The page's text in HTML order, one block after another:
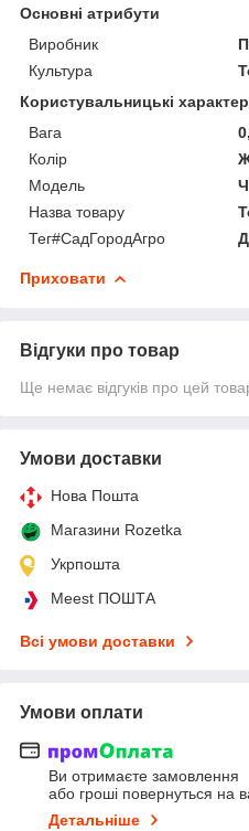
Основні атрибути
Виробник
Культура
Користувальницькі
Вага
Колір
Мoдель
Назва товару
Тег#CадГородАгро
Приховати
Відгуки про товар
Ще немає відгуків про цей
Умови доставки
Нова Пошта
Магазини Rozetka
Укрпошта
Meest ПОШТА
Всі умови доставки
Умови оплати
Ви отримаєте замовлення
або гроші повернуться на
Детальніше